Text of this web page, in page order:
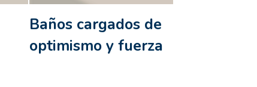
Baños cargados de
optimismo y fuerza